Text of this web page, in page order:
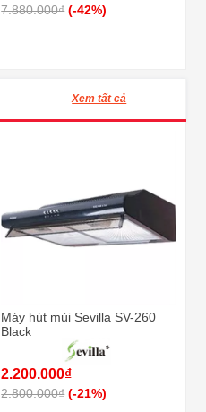
7.880.000₫ (-42%)
Xem tất cả
Máy hút mùi Sevilla SV-260
Black
2.200.000₫
2.800.000₫ (-21%)